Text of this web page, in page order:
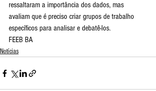
ressaltaram a importância dos dados, mas
avaliam que é preciso criar grupos de trabalho
específicos para analisar e debatê-los.
FEEB BA
Notícias